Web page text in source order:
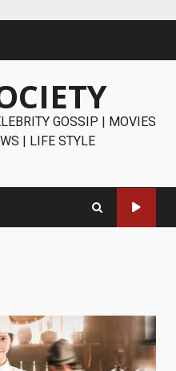
GOSSIP | MOVIES
| LIFE STYLE